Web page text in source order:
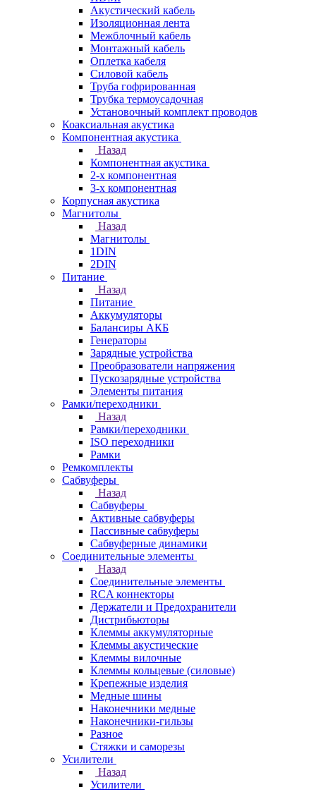
Акустический кабель
Изоляционная лента
Межблочный кабель
Монтажный кабель
Оплетка кабеля
Силовой кабель
Труба гофрированная
Трубка термоусадочная
Установочный комплект проводов
Коаксиальная акустика
Компонентная акустика
Назад
Компонентная акустика
2-х компонентная
3-х компонентная
Корпусная акустика
Магнитолы
Назад
Магнитолы
1DIN
2DIN
Питание
Назад
Питание
Аккумуляторы
Балансиры АКБ
Генераторы
Зарядные устройства
Преобразователи напряжения
Пускозарядные устройства
Элементы питания
Рамки/переходники
Назад
Рамки/переходники
ISO переходники
Рамки
Ремкомплекты
Сабвуферы
Назад
Сабвуферы
Активные сабвуферы
Пассивные сабвуферы
Сабвуферные динамики
Соединительные элементы
Назад
Соединительные элементы
RCA коннекторы
Держатели и Предохранители
Дистрибьюторы
Клеммы аккумуляторные
Клеммы акустические
Клеммы вилочные
Клеммы кольцевые (силовые)
Крепежные изделия
Медные шины
Наконечники медные
Наконечники-гильзы
Разное
Стяжки и саморезы
Усилители
Назад
Усилители